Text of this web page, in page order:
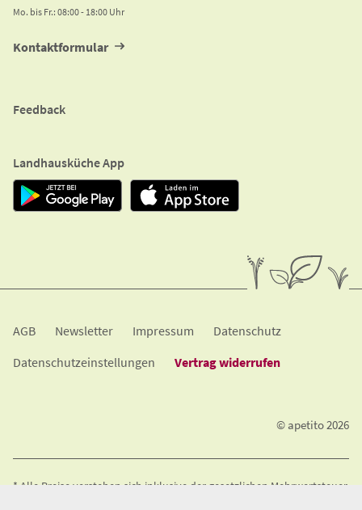
Mo. bis Fr.: 08:00 - 18:00 Uhr
Kontaktformular
Feedback
Landhausküche App
A​G​B Newsletter Impressum
Datenschutz
Datenschutzeinstellungen
Vertrag widerrufen
© apetito 2026
* Alle Preise verstehen sich inklusive der gesetzlichen Mehrwertsteuer.